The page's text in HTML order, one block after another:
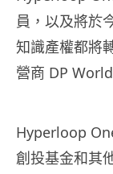
員，以及將於
知識產權都將
營商 DP
Hyperloop
創投基金和其